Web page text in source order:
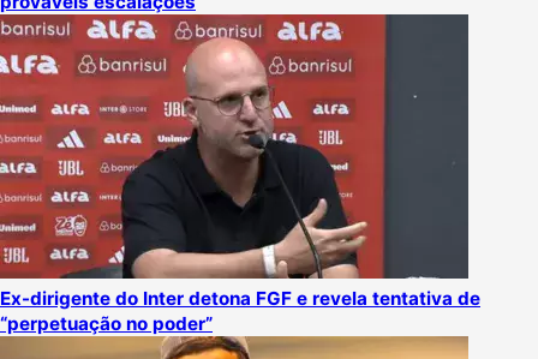
Ex-dirigente do Inter detona FGF e revela tentativa de
“perpetuação no poder”